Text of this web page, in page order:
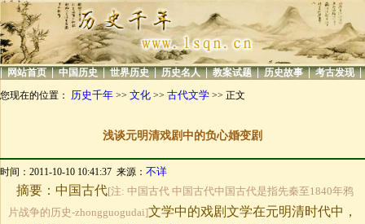
| 网站首页 | 中国历史 | 世界历史 | 历史名人 | 教案试题 | 历史故事 | 考古发现 |
您现在的位置： 历史千年 >> 文化 >> 古代文学 >> 正文
浅谈元明清戏剧中的负心婚变剧
时间：2011-10-10 10:41:37 来源： 不详
摘要：中国古代[注: 中国古代 中国古代中国古代是指先秦至1840年鸦
片战争的历史-zhongguogudai]文学中的戏剧文学在元明清时代中，